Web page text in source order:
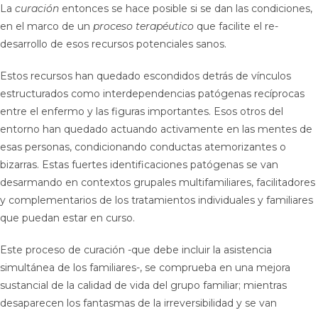
La curación entonces se hace posible si se dan las condiciones,
en el marco de un proceso terapéutico que facilite el re-
desarrollo de esos recursos potenciales sanos.
Estos recursos han quedado escondidos detrás de vínculos
estructurados como interdependencias patógenas recíprocas
entre el enfermo y las figuras importantes. Esos otros del
entorno han quedado actuando activamente en las mentes de
esas personas, condicionando conductas atemorizantes o
bizarras. Estas fuertes identificaciones patógenas se van
desarmando en contextos grupales multifamiliares, facilitadores
y complementarios de los tratamientos individuales y familiares
que puedan estar en curso.
Este proceso de curación -que debe incluir la asistencia
simultánea de los familiares-, se comprueba en una mejora
sustancial de la calidad de vida del grupo familiar; mientras
desaparecen los fantasmas de la irreversibilidad y se van